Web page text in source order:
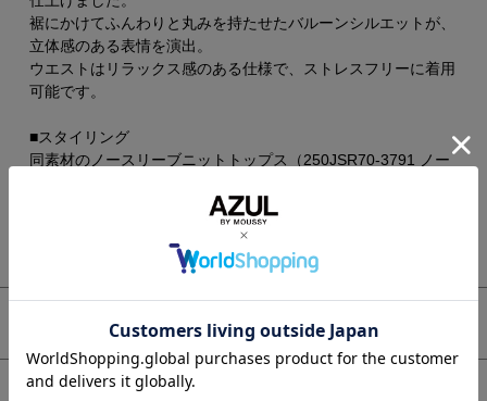
裾にかけてふんわりと丸みを持たせたバルーンシルエットが、
立体感のある表情を演出。
ウエストはリラックス感のある仕様で、ストレスフリーに着用
可能です。
■スタイリング
同素材のノースリーブニットトップス（250JSR70-3791 ノー
コンパクトなトップスを合わせることで、パンツのシルエット
が引き立つバランスの良い着こなしに。
サンダルやフラットシューズと合わせて、抜け感のあるスタイ
リングを楽しめます。
シンプルながらシルエットで魅せる、主役級のニットパンツで
■生地
もっと見る
アイテムサイズ